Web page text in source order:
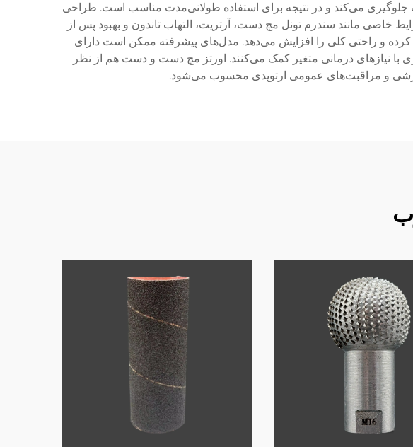
می‌کند و در نتیجه برای استفاده طولانی‌مدت مناسب است. طراحی
مانند سندرم تونل مچ دست، آرتریت، التهاب تاندون و بهبود پس از
و راحتی کلی را افزایش می‌دهد. مدل‌های پیشرفته ممکن است دارای
با نیازهای درمانی متغیر کمک می‌کنند. اورتز مچ دست و دست هم از نظر
و مراقبت‌های عمومی ارتوپدی محسوب می‌شود.